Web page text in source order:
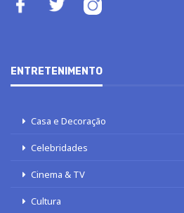
ENTRETENIMENTO
Casa e Decoração
Celebridades
Cinema & TV
Cultura